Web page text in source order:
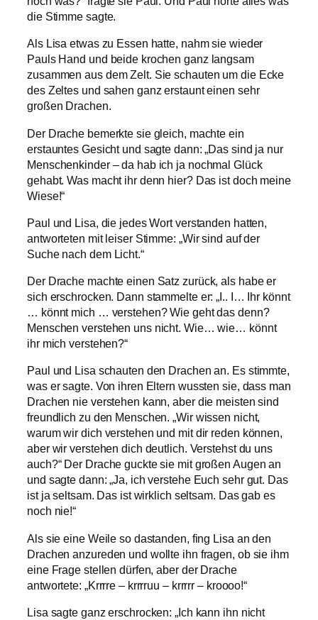
die Stimme sagte.
Als Lisa etwas zu Essen hatte, nahm sie wieder
Pauls Hand und beide krochen ganz langsam
zusammen aus dem Zelt. Sie schauten um die Ecke
des Zeltes und sahen ganz erstaunt einen sehr
großen Drachen.
Der Drache bemerkte sie gleich, machte ein
erstauntes Gesicht und sagte dann: „Das sind ja nur
Menschenkinder – da hab ich ja nochmal Glück
gehabt. Was macht ihr denn hier? Das ist doch meine
Wiese!“
Paul und Lisa, die jedes Wort verstanden hatten,
antworteten mit leiser Stimme: „Wir sind auf der
Suche nach dem Licht.“
Der Drache machte einen Satz zurück, als habe er
sich erschrocken. Dann stammelte er: „I.. I… Ihr könnt
… könnt mich … verstehen? Wie geht das denn?
Menschen verstehen uns nicht. Wie… wie… könnt
ihr mich verstehen?“
Paul und Lisa schauten den Drachen an. Es stimmte,
was er sagte. Von ihren Eltern wussten sie, dass man
Drachen nie verstehen kann, aber die meisten sind
freundlich zu den Menschen. „Wir wissen nicht,
warum wir dich verstehen und mit dir reden können,
aber wir verstehen dich deutlich. Verstehst du uns
auch?“ Der Drache guckte sie mit großen Augen an
und sagte dann: „Ja, ich verstehe Euch sehr gut. Das
ist ja seltsam. Das ist wirklich seltsam. Das gab es
noch nie!“
Als sie eine Weile so dastanden, fing Lisa an den
Drachen anzureden und wollte ihn fragen, ob sie ihm
eine Frage stellen dürfen, aber der Drache
antwortete: „Krrrre – krrrruu – krrrrr – kroooo!“
Lisa sagte ganz erschrocken: „Ich kann ihn nicht